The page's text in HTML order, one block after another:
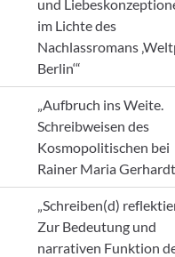
und
im Lichte des
Nachlassromans
Berlin‘“
„Aufbruch ins Weite.
Schreibweisen des
Kosmopolitischen bei
Rainer Maria
„Schreiben(d)
Zur Bedeutung und
narrativen Funktion